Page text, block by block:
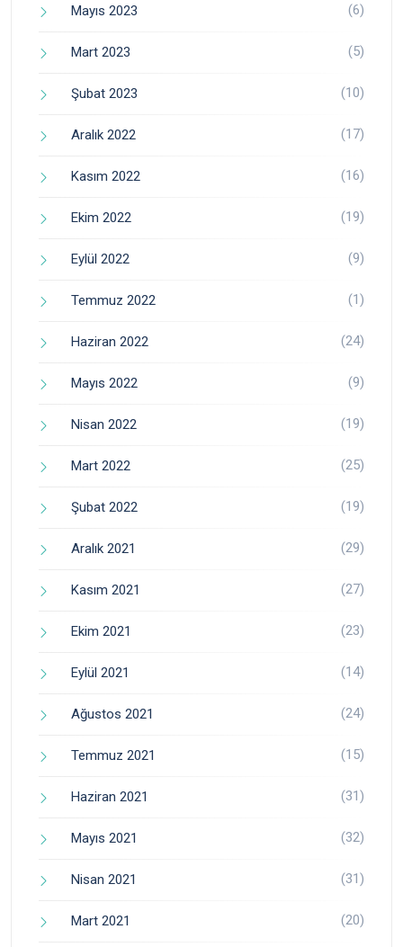
Mayıs 2023 (6)
Mart 2023 (5)
Şubat 2023 (10)
Aralık 2022 (17)
Kasım 2022 (16)
Ekim 2022 (19)
Eylül 2022 (9)
Temmuz 2022 (1)
Haziran 2022 (24)
Mayıs 2022 (9)
Nisan 2022 (19)
Mart 2022 (25)
Şubat 2022 (19)
Aralık 2021 (29)
Kasım 2021 (27)
Ekim 2021 (23)
Eylül 2021 (14)
Ağustos 2021 (24)
Temmuz 2021 (15)
Haziran 2021 (31)
Mayıs 2021 (32)
Nisan 2021 (31)
Mart 2021 (20)